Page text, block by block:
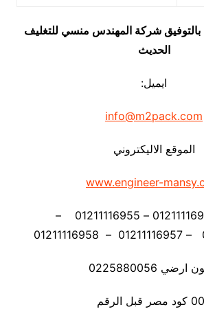
بالتوفيق شركة المهندس منسي للتغليف
الحديث
ايميل:
info@m2pack.com
الموقع الاليكتروني
www.engineer-
موبايل: 01211116954 – 01211116955 –
ارضي 0225880056
قبل الرقم